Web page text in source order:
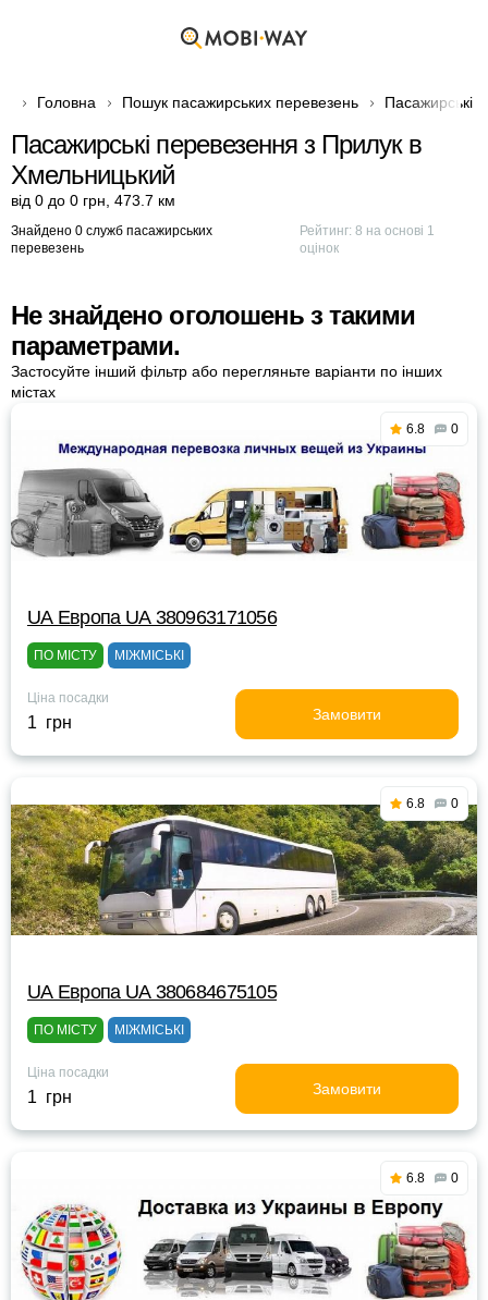
Головна Пошук пасажирських перевезень Пасажирські
Пасажирські перевезення з Прилук в
Хмельницький
від 0 до 0 грн 473.7 км
Знайдено 0 служб пасажирських
перевезень
Рейтинг:8 на основі 1
оцінок
Не знайдено оголошень з такими
параметрами.
Застосуйте інший фільтр або перегляньте варіанти по інших
містах
6.8 0
UА Европа UА 380963171056
ПО МІСТУ МІЖМІСЬКІ
Ціна посадки
1 грн Замовити
6.8 0
UА Европа UА 380684675105
ПО МІСТУ МІЖМІСЬКІ
Ціна посадки
1 грн Замовити
6.8 0